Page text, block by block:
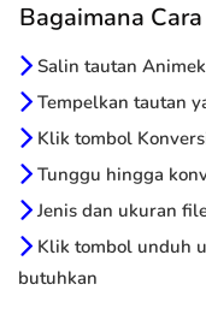
Bagaimana
Salin tautan
Tempelkan tautan
Klik tombol
Tunggu hingga
Jenis dan ukuran
Klik tombol unduh
butuhkan